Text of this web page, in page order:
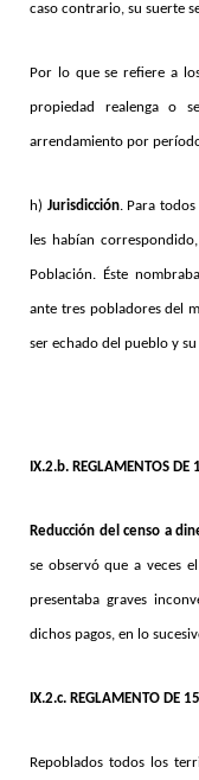
caso contrario, su suerte
Por lo que se refiere a
propiedad realenga o
arrendamiento por
h) Jurisdicción. Para todos
les habían
Población. Éste
ante tres pobladores del
ser echado del pueblo y
IX.2.b. REGLAMENTOS
Reducción del censo a
se observó que a veces
presentaba graves
dichos pagos, en lo
IX.2.c. REGLAMENTO DE
Repoblados todos los